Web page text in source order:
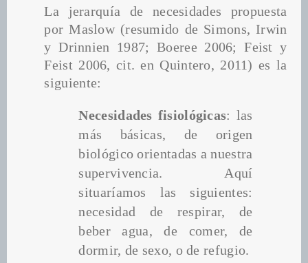
La jerarquía de necesidades propuesta
por Maslow (resumido de Simons, Irwin
y Drinnien 1987; Boeree 2006; Feist y
Feist 2006, cit. en Quintero, 2011) es la
siguiente:
Necesidades fisiológicas: las
más básicas, de origen
biológico orientadas a nuestra
supervivencia. Aquí
situaríamos las siguientes:
necesidad de respirar, de
beber agua, de comer, de
dormir, de sexo, o de refugio.